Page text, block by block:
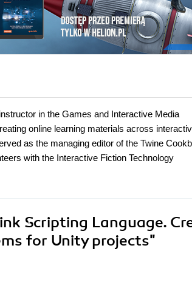
in the Games and Interactive Media
online learning materials across
as the managing editor of the Twine
with the Interactive Fiction Technology
Scripting Language.
for Unity projects"